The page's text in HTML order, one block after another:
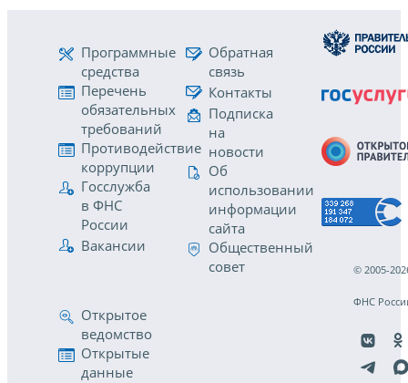
Программные
средства
Перечень
обязательных
требований
Противодействие
коррупции
Госслужба
в ФНС
России
Вакансии
Обратная
связь
Контакты
Подписка
на
новости
Об
использовании
информации
сайта
Общественный
совет
Открытое
ведомство
Открытые
данные
© 2005-
ФНС